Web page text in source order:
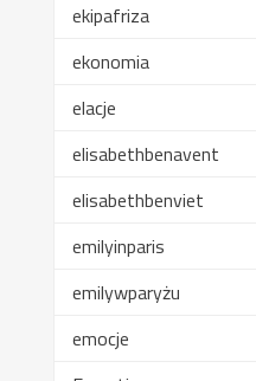
ekipafriza
ekonomia
elacje
elisabethbenavent
elisabethbenviet
emilyinparis
emilywparyżu
emocje